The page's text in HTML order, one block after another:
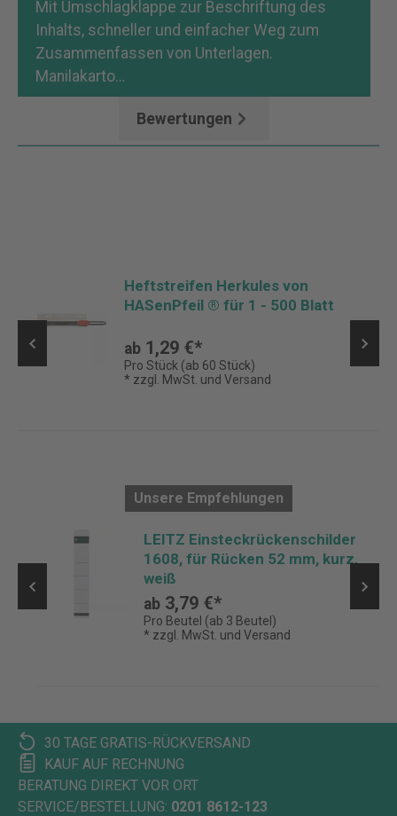
Mit Umschlagklappe zur Beschriftung des
Inhalts, schneller und einfacher Weg zum
Zusammenfassen von Unterlagen.
Manilakarto…
Bewertungen
Heftstreifen Herkules von
HASenPfeil ® für 1 - 500 Blatt
ab 1,29 €*
Pro Stück (ab 60 Stück)
* zzgl. MwSt. und Versand
Unsere Empfehlungen
LEITZ Einsteckrückenschilder
1608, für Rücken 52 mm, kurz,
weiß
ab 3,79 €*
Pro Beutel (ab 3 Beutel)
* zzgl. MwSt. und Versand
30 TAGE GRATIS-RÜCKVERSAND
KAUF AUF RECHNUNG
BERATUNG DIREKT VOR ORT
SERVICE/BESTELLUNG: 0201 8612-123